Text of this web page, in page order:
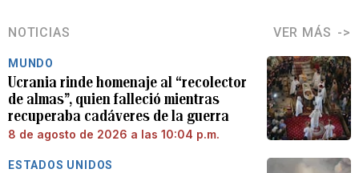
NOTICIAS VER MÁS
MUNDO
Ucrania rinde homenaje al “recolector
de almas”, quien falleció mientras
recuperaba cadáveres de la guerra
8 de agosto de 2026 a las 10:04 p.m.
ESTADOS UNIDOS